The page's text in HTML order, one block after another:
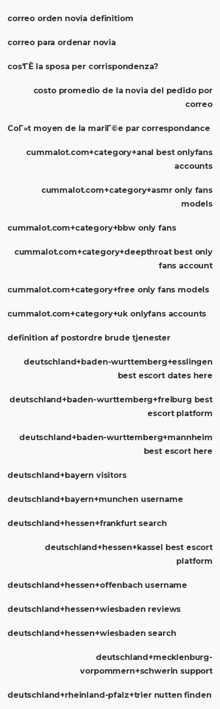
correo orden novia definitiom
correo para ordenar novia
cos'ГЁ la sposa per corrispondenza?
costo promedio de la novia del pedido por
correo
CoГ»t moyen de la mariГ©e par correspondance
cummalot.com+category+anal best onlyfans
accounts
cummalot.com+category+asmr only fans
models
cummalot.com+category+bbw only fans
cummalot.com+category+deepthroat best only
fans account
cummalot.com+category+free only fans models
cummalot.com+category+uk onlyfans accounts
definition af postordre brude tjenester
deutschland+baden-wurttemberg+esslingen
best escort dates here
deutschland+baden-wurttemberg+freiburg best
escort platform
deutschland+baden-wurttemberg+mannheim
best escort here
deutschland+bayern visitors
deutschland+bayern+munchen username
deutschland+hessen+frankfurt search
deutschland+hessen+kassel best escort
platform
deutschland+hessen+offenbach username
deutschland+hessen+wiesbaden reviews
deutschland+hessen+wiesbaden search
deutschland+mecklenburg-
vorpommern+schwerin support
deutschland+rheinland-pfalz+trier nutten finden